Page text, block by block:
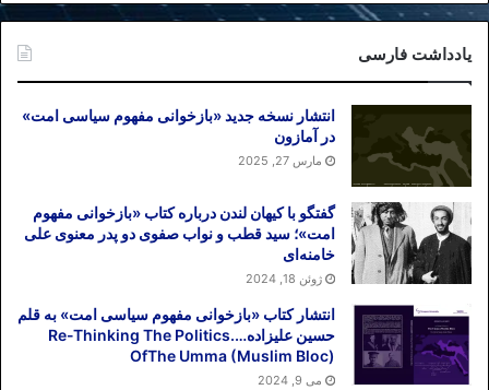
یادداشت فارسی
انتشار نسخه جدید «بازخوانی مفهوم سیاسی امت»
در آمازون
مارس 27, 2025
گفتگو با کیهان لندن درباره کتاب «بازخوانی مفهوم
امت»؛ سید قطب و نواب صفوی دو پدر معنوی علی
خامنه‌ای
ژوئن 18, 2024
انتشار کتاب «بازخوانی مفهوم سیاسی امت» به قلم
حسین علیزاده….Re-Thinking The Politics
OfThe Umma (Muslim Bloc)
می 9, 2024